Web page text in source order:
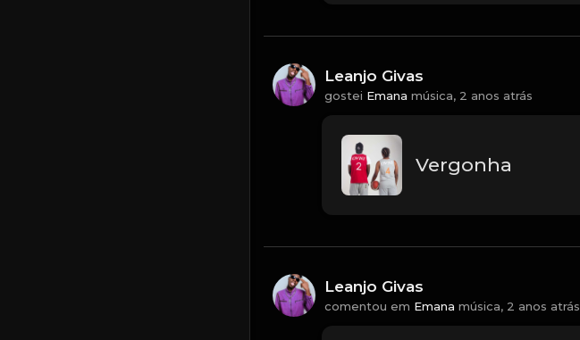
Leanjo Givas
gostei Emana música, 2 anos atrás
Vergonha
Leanjo Givas
comentou em Emana música, 2 anos atrás